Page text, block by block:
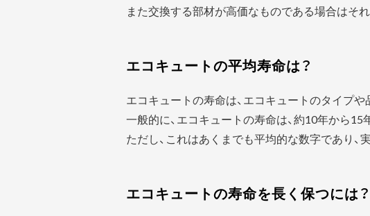
また交換する部材が高価なものである場合はそ
エコキュートの平均寿命は？
エコキュートの寿命は、エコキュートのタイプ
一般的に、エコキュートの寿命は、約10年から15
ただし、これはあくまでも平均的な数字であり、
エコキュートの寿命を長く保つには？